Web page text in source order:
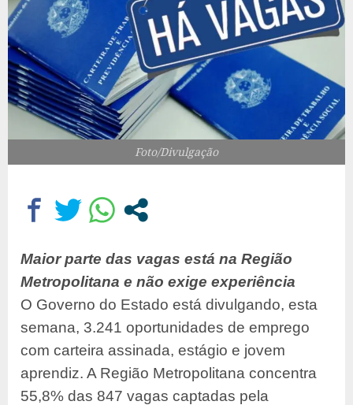
Foto/Divulgação
Maior parte das vagas está na Região
Metropolitana e não exige experiência
O Governo do Estado está divulgando, esta
semana, 3.241 oportunidades de emprego
com carteira assinada, estágio e jovem
aprendiz. A Região Metropolitana concentra
55,8% das 847 vagas captadas pela